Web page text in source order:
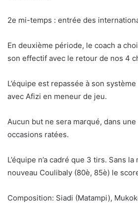
2e mi-temps : entrée des
En deuxième période, le coach a
son effectif avec le retour de nos 4
L’équipe est repassée à son
avec Afizi en meneur de jeu.
Aucun but ne sera marqué, dans
occasions ratées.
L’équipe n’a cadré que 3 tirs. Sans
nouveau Coulibaly (80è, 85è) le
Composition: Siadi (Matampi),